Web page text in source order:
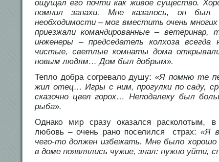
ощущал его почти как живое существо.
помнил запахи. Мне казалось, он
необходимости – мог вместить очень
приезжали командированные – ветеринар,
инженеры – председатель колхоза
чистые, светлые комнаты дома
новым людям… Дом был добрым».
Тепло добра согревало душу:«Я помню те
жил отец… Игры с ним, прогулки по саду,
сказочно цвел горох… Неподалеку был
рыба».
Однако мир сразу оказался расколотым,
любовь – очень рано поселился страх:«Я
чего-то должен избежать. Мне было хорошо
в доме появлялись чужие, знал: нужно уйти,